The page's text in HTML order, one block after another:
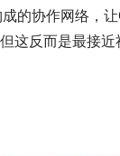
的协作网络，
这反而是最接近